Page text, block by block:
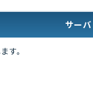
サー
す。